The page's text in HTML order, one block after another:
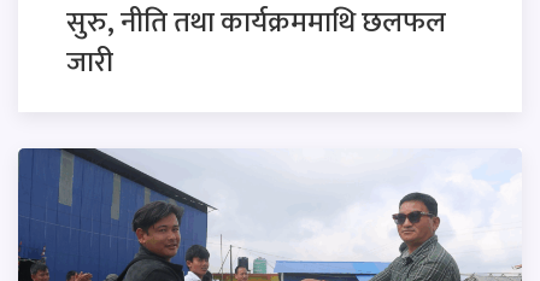
सुरु, नीति तथा कार्यक्रममाथि छलफल
जारी